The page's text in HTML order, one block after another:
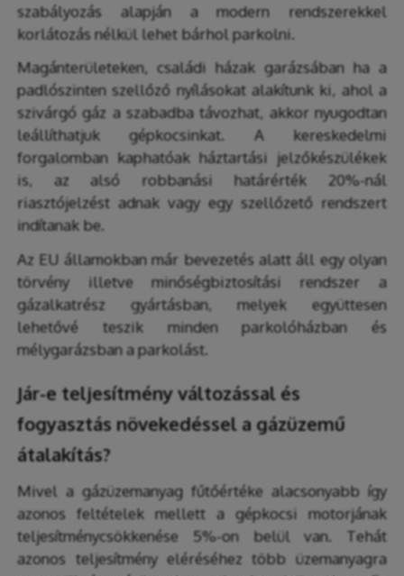
szabályozás alapján a modern rendszerekkel
korlátozás nélkül lehet bárhol parkolni.
Magánterületeken, családi házak garázsában ha a
padlószinten szellőző nyílásokat alakítunk ki, ahol a
szivárgó gáz a szabadba távozhat, akkor nyugodtan
leállíthatjuk gépkocsinkat. A kereskedelmi
forgalomban kaphatóak háztartási jelzőkészülékek
is, az alsó robbanási határérték 20%-nál
riasztójelzést adnak vagy egy szellőzető rendszert
indítanak be.
Az EU államokban már bevezetés alatt áll egy olyan
törvény illetve minőségbiztosítási rendszer a
gázalkatrész gyártásban, melyek együttesen
lehetővé teszik minden parkolóházban és
mélygarázsban a parkolást.
Jár-e teljesítmény változással és
fogyasztás növekedéssel a gázüzemű
átalakítás?
Mivel a gázüzemanyag fűtőértéke alacsonyabb így
azonos feltételek mellett a gépkocsi motorjának
teljesítménycsökkenése 5%-on belül van. Tehát
azonos teljesítmény eléréséhez több üzemanyagra